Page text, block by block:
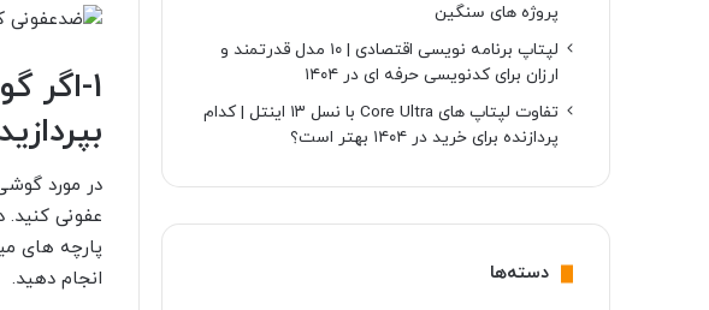
1-اگر
بپردازید
در مورد
عفونی
انجام دهید.
پروژه های سنگین
لپتاپ برنامه نویسی اقتصادی | ۱۰ مدل قدرتمند و
ارزان برای کدنویسی حرفه ای در ۱۴۰۴
تفاوت لپتاپ های Core Ultra با نسل ۱۳ اینتل | کدام
پردازنده برای خرید در ۱۴۰۴ بهتر است؟
دسته‌ها